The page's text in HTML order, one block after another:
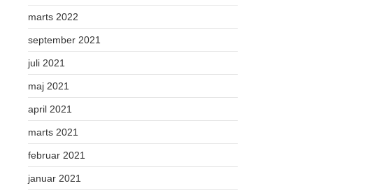
marts 2022
september 2021
juli 2021
maj 2021
april 2021
marts 2021
februar 2021
januar 2021